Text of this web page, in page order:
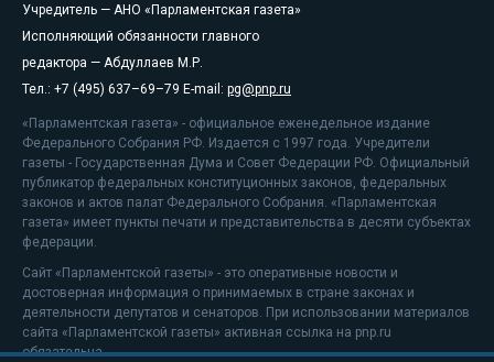
Учредитель — АНО «Парламентская газета»
Исполняющий обязанности главного
редактора — Абдуллаев М.Р.
Тел.: +7 (495) 637–69–79 E-mail: pg@pnp.ru
«Парламентская газета» - официальное еженедельное издание
Федерального Собрания РФ. Издается с 1997 года. Учредители
газеты - Государственная Дума и Совет Федерации РФ. Официальный
публикатор федеральных конституционных законов, федеральных
законов и актов палат Федерального Собрания. «Парламентская
газета» имеет пункты печати и представительства в десяти субъектах
федерации.
Сайт «Парламентской газеты» - это оперативные новости и
достоверная информация о принимаемых в стране законах и
деятельности депутатов и сенаторов. При использовании материалов
сайта «Парламентской газеты» активная ссылка на pnp.ru
обязательна.